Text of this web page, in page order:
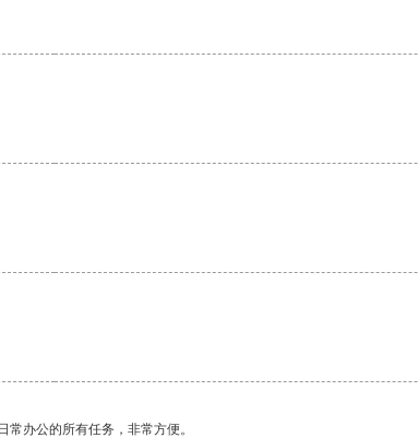
办公的所有任务，非常方便。